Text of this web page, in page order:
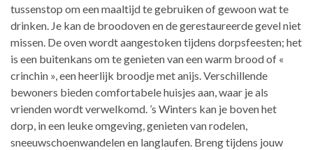
tussenstop om een maaltijd te gebruiken of gewoon wat te
drinken. Je kan de broodoven en de gerestaureerde gevel niet
missen. De oven wordt aangestoken tijdens dorpsfeesten; het
is een buitenkans om te genieten van een warm brood of «
crinchin », een heerlijk broodje met anijs. Verschillende
bewoners bieden comfortabele huisjes aan, waar je als
vrienden wordt verwelkomd. ’s Winters kan je boven het
dorp, in een leuke omgeving, genieten van rodelen,
sneeuwschoenwandelen en langlaufen. Breng tijdens jouw